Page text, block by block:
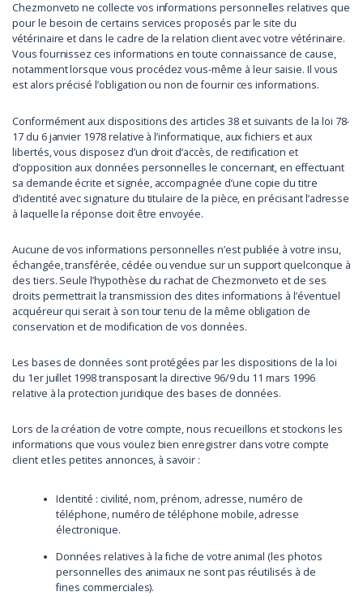
Chezmonveto ne collecte vos informations personnelles relatives que
pour le besoin de certains services proposés par le site du
vétérinaire et dans le cadre de la relation client avec votre vétérinaire.
Vous fournissez ces informations en toute connaissance de cause,
notamment lorsque vous procédez vous-même à leur saisie. Il vous
est alors précisé l’obligation ou non de fournir ces informations.
Conformément aux dispositions des articles 38 et suivants de la loi 78-
17 du 6 janvier 1978 relative à l’informatique, aux fichiers et aux
libertés, vous disposez d’un droit d’accès, de rectification et
d’opposition aux données personnelles le concernant, en effectuant
sa demande écrite et signée, accompagnée d’une copie du titre
d’identité avec signature du titulaire de la pièce, en précisant l’adresse
à laquelle la réponse doit être envoyée.
Aucune de vos informations personnelles n’est publiée à votre insu,
échangée, transférée, cédée ou vendue sur un support quelconque à
des tiers. Seule l’hypothèse du rachat de Chezmonveto et de ses
droits permettrait la transmission des dites informations à l’éventuel
acquéreur qui serait à son tour tenu de la même obligation de
conservation et de modification de vos données.
Les bases de données sont protégées par les dispositions de la loi
du 1er juillet 1998 transposant la directive 96/9 du 11 mars 1996
relative à la protection juridique des bases de données.
Lors de la création de votre compte, nous recueillons et stockons les
informations que vous voulez bien enregistrer dans votre compte
client et les petites annonces, à savoir :
Identité : civilité, nom, prénom, adresse, numéro de
téléphone, numéro de téléphone mobile, adresse
électronique.
Données relatives à la fiche de votre animal (les photos
personnelles des animaux ne sont pas réutilisés à de
fines commerciales).